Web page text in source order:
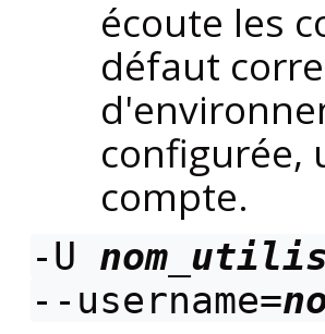
écoute les
défaut
configurée,
compte.
-U
--username=